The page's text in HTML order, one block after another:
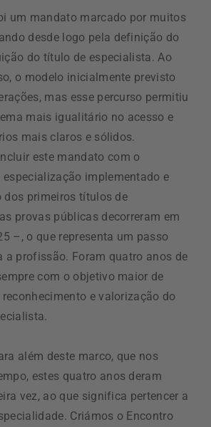
um mandato marcado por muitos
desde logo pela definição do
do título de especialista. Ao
o modelo inicialmente previsto
mas esse percurso permitiu
mais igualitário no acesso e
mais claros e sólidos.
este mandato com o
especialização implementado e
dos primeiros títulos de
provas públicas decorreram em
–, o que representa um passo
a profissão. Foram quatro anos de
com o objetivo maior de
e valorização do
além deste marco, que nos
estes quatro anos deram
vez, ao que significa pertencer a
Criámos o Encontro